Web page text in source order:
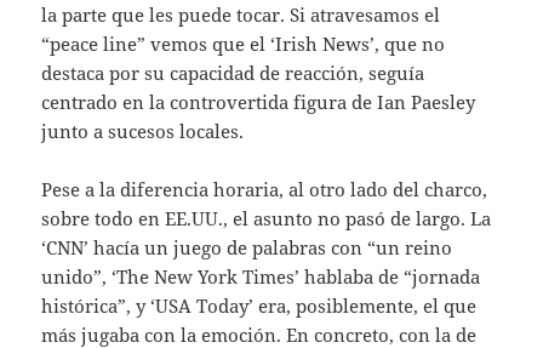
la parte que les puede tocar. Si atravesamos el
“peace line” vemos que el ‘Irish News’, que no
destaca por su capacidad de reacción, seguía
centrado en la controvertida figura de Ian Paesley
junto a sucesos locales.
Pese a la diferencia horaria, al otro lado del charco,
sobre todo en EE.UU., el asunto no pasó de largo. La
‘CNN’ hacía un juego de palabras con “un reino
unido”, ‘The New York Times’ hablaba de “jornada
histórica”, y ‘USA Today’ era, posiblemente, el que
más jugaba con la emoción. En concreto, con la de